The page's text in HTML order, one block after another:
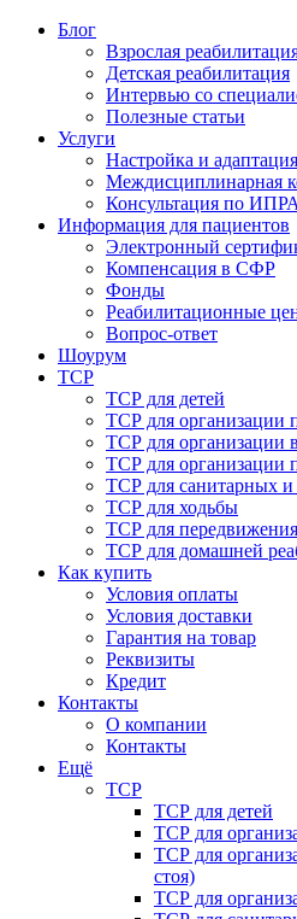
Блог
Взрослая
Детская реабилитация
Интервью со
Полезные статьи
Услуги
Настройка и
Междисциплинарная
Консультация по ИПРА
Информация для пациентов
Электронный
Компенсация в СФР
Фонды
Реабилитационные
Вопрос-ответ
Шоурум
ТСР
ТСР для детей
ТСР для организации
ТСР для организации
ТСР для организации
ТСР для санитарных и
ТСР для ходьбы
ТСР для
ТСР для домашней
Как купить
Условия оплаты
Условия доставки
Гарантия на товар
Реквизиты
Кредит
Контакты
О компании
Контакты
Ещё
ТСР
ТСР для детей
ТСР для
ТСР для
стоя)
ТСР для